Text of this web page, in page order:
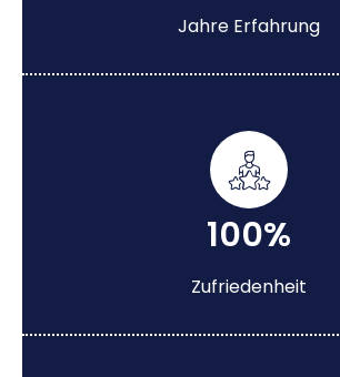
Jahre Erfahrung
100%
Zufriedenheit